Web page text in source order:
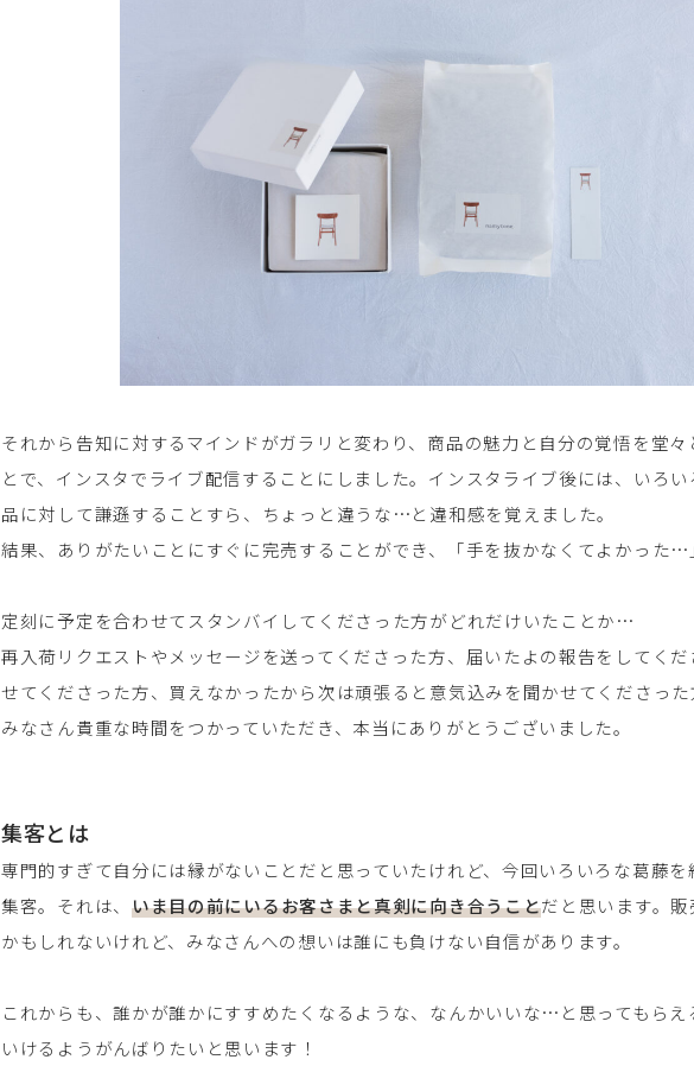
それから告知に対するマインドがガラリと変わり、商品の魅力と自分の覚悟を堂々
とで、インスタでライブ配信することにしました。インスタライブ後には、いろ
品に対して謙遜することすら、ちょっと違うな…と違和感を覚えました。
結果、ありがたいことにすぐに完売することができ、「手を抜かなくてよかった…
定刻に予定を合わせてスタンバイしてくださった方がどれだけいたことか…
再入荷リクエストやメッセージを送ってくださった方、届いたよの報告をしてく
せてくださった方、買えなかったから次は頑張ると意気込みを聞かせてくださった
みなさん貴重な時間をつかっていただき、本当にありがとうございました。
集客とは
専門的すぎて自分には縁がないことだと思っていたけれど、今回いろいろな葛藤
集客。それは、 いま目の前にいるお客さまと真剣に向き合うことだと思います。
かもしれないけれど、みなさんへの想いは誰にも負けない自信があります。
これからも、誰かが誰かにすすめたくなるような、なんかいいな…と思ってもらえ
いけるようがんばりたいと思います！